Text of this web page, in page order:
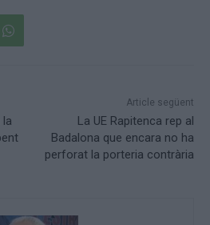
Article següent
La UE Rapitenca rep al
Badalona que encara no ha
perforat la porteria contrària